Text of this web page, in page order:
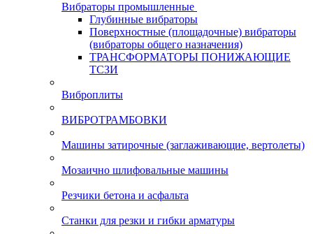
Вибраторы промышленные
Глубинные вибраторы
Поверхностные (площадочные) вибраторы
(вибраторы общего назначения)
ТРАНСФОРМАТОРЫ ПОНИЖАЮЩИЕ
ТСЗИ
Виброплиты
ВИБРОТРАМБОВКИ
Машины затирочные (заглаживающие, вертолеты)
Мозаично шлифовальные машины
Резчики бетона и асфальта
Станки для резки и гибки арматуры